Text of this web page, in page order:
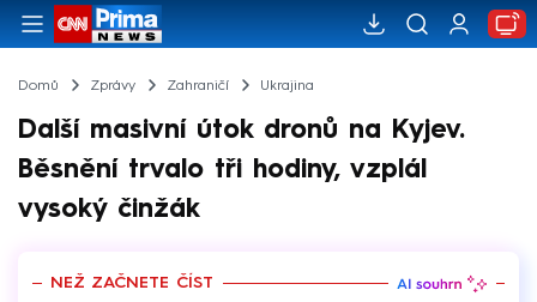
Domů Zprávy Zahraničí Ukrajina
Další masivní útok dronů na Kyjev.
Běsnění trvalo tři hodiny, vzplál
vysoký činžák
NEŽ ZAČNETE ČÍST